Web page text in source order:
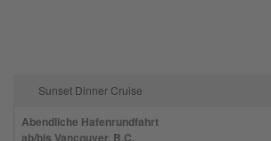
Sunset Dinner Cruise
Abendliche Hafenrundfahrt
ab/bis Vancouver, B.C.